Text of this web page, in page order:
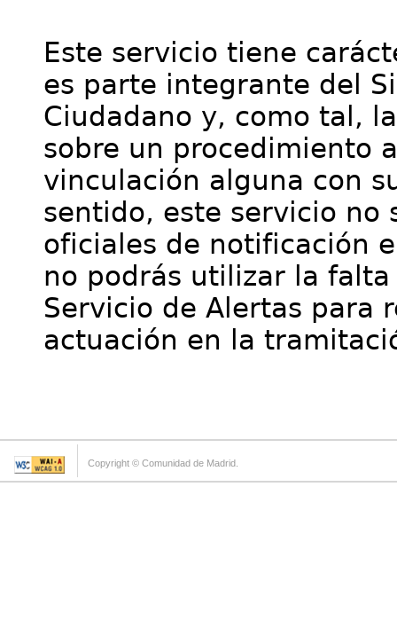
Este servicio tiene
es parte integrante del
Ciudadano y, como tal,
sobre un procedimiento
vinculación alguna con
sentido, este servicio no
oficiales de notificación
no podrás utilizar la
Servicio de Alertas para
actuación en la
Copyright © Comunidad de Madrid.